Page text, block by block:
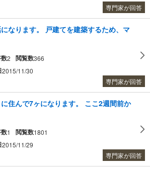
専門家が回答
なります。 戸建てを建築するため、マ
2 閲覧数366
2015/11/30
専門家が回答
住んで7ヶになります。 ここ2週間前か
1 閲覧数1801
2015/11/29
専門家が回答